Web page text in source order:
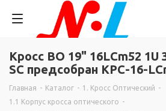
Кросс ВО 19" 16LCm52 1U
SC предсобран КРС-16-
Главная - Каталог - 1. Кросс Оптический -
1.1 Корпус кросса оптического -